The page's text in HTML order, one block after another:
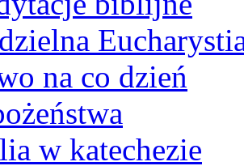
na co dzień
w katechezie